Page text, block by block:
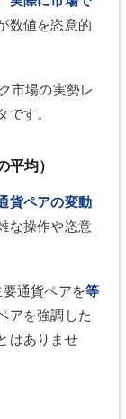
数値を恣意的
市場の実勢レ
す。
均）
貨ペアの変動
な操作や恣意
通貨ペアを等
アを強調した
はありませ